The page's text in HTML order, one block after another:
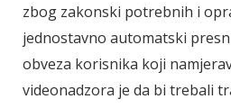
zbog zakonski potrebnih i
jednostavno automatski
obveza korisnika koji
videonadzora je da bi trebali